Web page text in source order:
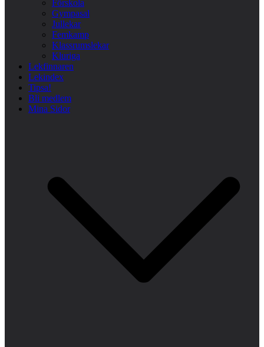
Förskola
Gympasal
Jullekar
Femkamp
Klassrumslekar
Kluriga
Lekfinnaren
Lekindex
Tipsa!
Bli medlem
Mina Sidor